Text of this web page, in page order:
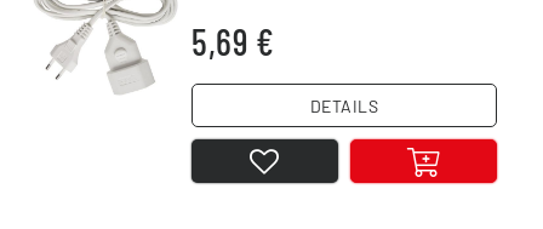
Meter | 3er Pack, weiß | Euro)
5,69 €
DETAILS